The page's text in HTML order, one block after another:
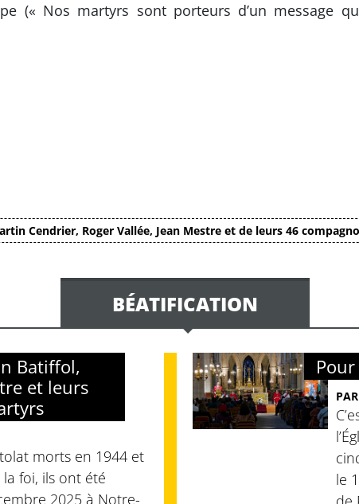
(« Nos martyrs sont porteurs d’un message
Cendrier, Roger Vallée, Jean Mestre et de leurs 46
BÉATIFICATION
Batiffol,
et leurs
morts en 1944 et
foi, ils ont été
2025 à Notre-
le